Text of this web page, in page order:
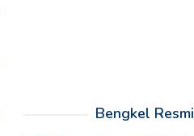
Bengkel Resmi